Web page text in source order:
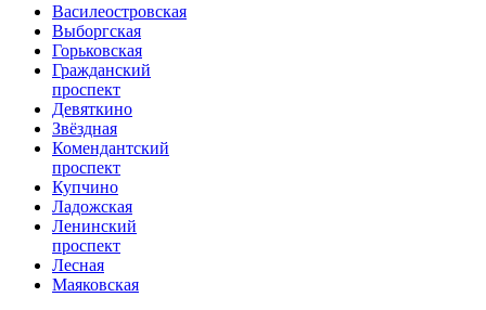
Василеостровская
Выборгская
Горьковская
Гражданский
проспект
Девяткино
Звёздная
Комендантский
проспект
Купчино
Ладожская
Ленинский
проспект
Лесная
Маяковская